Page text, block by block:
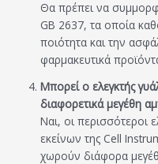
Θα πρέπει να
GB 2637, τα οποία
ποιότητα και την
φαρμακευτικά
Μπορεί ο ελεγκτής
διαφορετικά μεγέθη
Ναι, οι περισσότεροι
εκείνων της Cell
χωρούν διάφορα